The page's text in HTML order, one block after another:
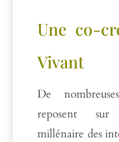
Une co-
Vivant
De
reposent sur
millénaire des